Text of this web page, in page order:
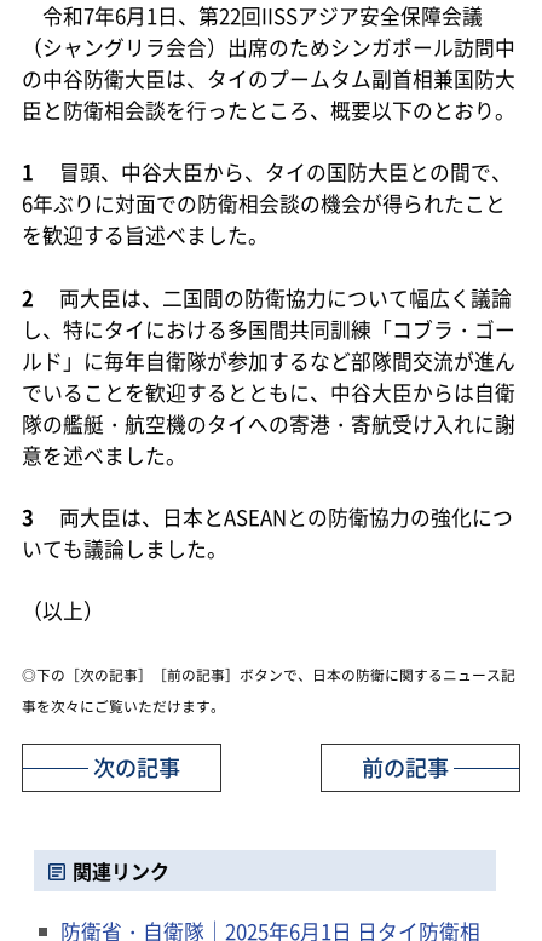
令和7年6月1日、第22回IISSアジア安全保障会議
（シャングリラ会合）出席のためシンガポール訪問中
の中谷防衛大臣は、タイのプームタム副首相兼国防大
臣と防衛相会談を行ったところ、概要以下のとおり。
1
冒頭、中谷大臣から、タイの国防大臣との間で、
6年ぶりに対面での防衛相会談の機会が得られたこと
を歓迎する旨述べました。
2
両大臣は、二国間の防衛協力について幅広く議論
し、特にタイにおける多国間共同訓練「コブラ・ゴー
ルド」に毎年自衛隊が参加するなど部隊間交流が進ん
でいることを歓迎するとともに、中谷大臣からは自衛
隊の艦艇・航空機のタイへの寄港・寄航受け入れに謝
意を述べました。
3
両大臣は、日本とASEANとの防衛協力の強化につ
いても議論しました。
（以上）
◎下の［次の記事］［前の記事］ボタンで、日本の防衛に関するニュース記
事を次々にご覧いただけます。
前の記事
次の記事
関連リンク
防衛省・自衛隊｜2025年6月1日 日タイ防衛相